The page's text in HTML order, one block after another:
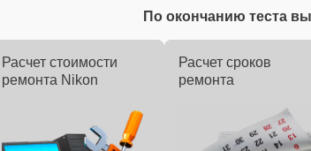
По окончанию теста
Расчет стоимости
ремонта Nikon
Расчет сроков
ремонта